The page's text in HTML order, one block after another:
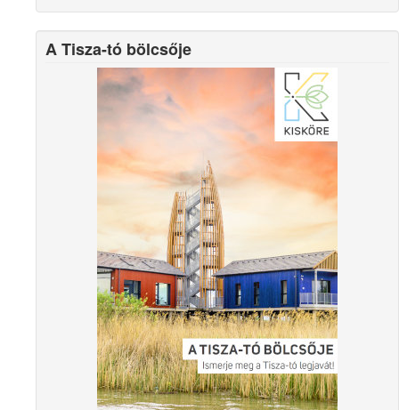
A Tisza-tó bölcsője